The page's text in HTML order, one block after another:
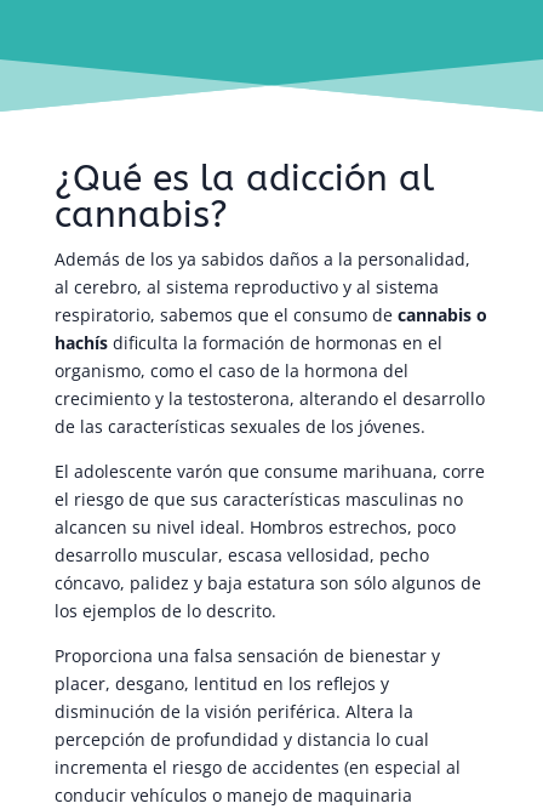
¿Qué es la adicción al
cannabis?
Además de los ya sabidos daños a la personalidad,
al cerebro, al sistema reproductivo y al sistema
respiratorio, sabemos que el consumo de cannabis o
hachísdificulta la formación de hormonas en el
organismo, como el caso de la hormona del
crecimiento y la testosterona, alterando el desarrollo
de las características sexuales de los jóvenes.
El adolescente varón que consume marihuana, corre
el riesgo de que sus características masculinas no
alcancen su nivel ideal. Hombros estrechos, poco
desarrollo muscular, escasa vellosidad, pecho
cóncavo, palidez y baja estatura son sólo algunos de
los ejemplos de lo descrito.
Proporciona una falsa sensación de bienestar y
placer, desgano, lentitud en los reflejos y
disminución de la visión periférica. Altera la
percepción de profundidad y distancia lo cual
incrementa el riesgo de accidentes (en especial al
conducir vehículos o manejo de maquinaria